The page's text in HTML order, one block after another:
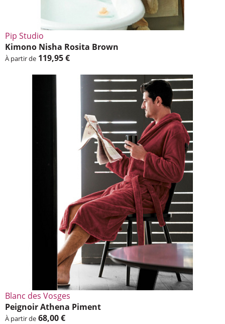
Pip Studio
Kimono Nisha Rosita Brown
À partir de 119,95 €
Blanc des Vosges
Peignoir Athena Piment
À partir de 68,00 €